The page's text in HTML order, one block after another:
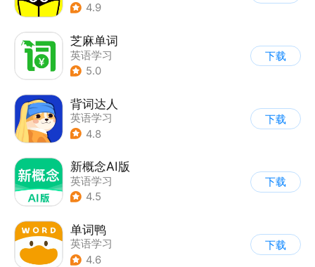
4.9
芝麻单词
英语学习
5.0
下载
背词达人
英语学习
4.8
下载
新概念AI版
英语学习
4.5
下载
单词鸭
英语学习
4.6
下载